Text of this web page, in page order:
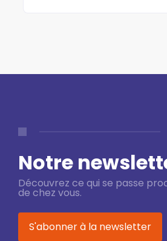
Notre
Découvrez ce qui se passe
de chez vous.
S'abonner à la newsletter